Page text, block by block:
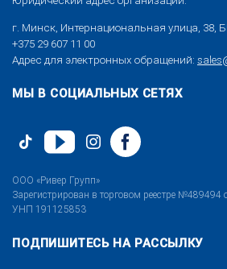
г. Минск, Интернациональная улица, 38,
+375 29 607 11 00
Адрес для электронных обращений:
МЫ В СОЦИАЛЬНЫХ СЕТЯХ
ООО «Ривер Групп»
Зарегистрирован в торговом реестре №489494
УНП 191125853
ПОДПИШИТЕСЬ НА РАССЫЛКУ